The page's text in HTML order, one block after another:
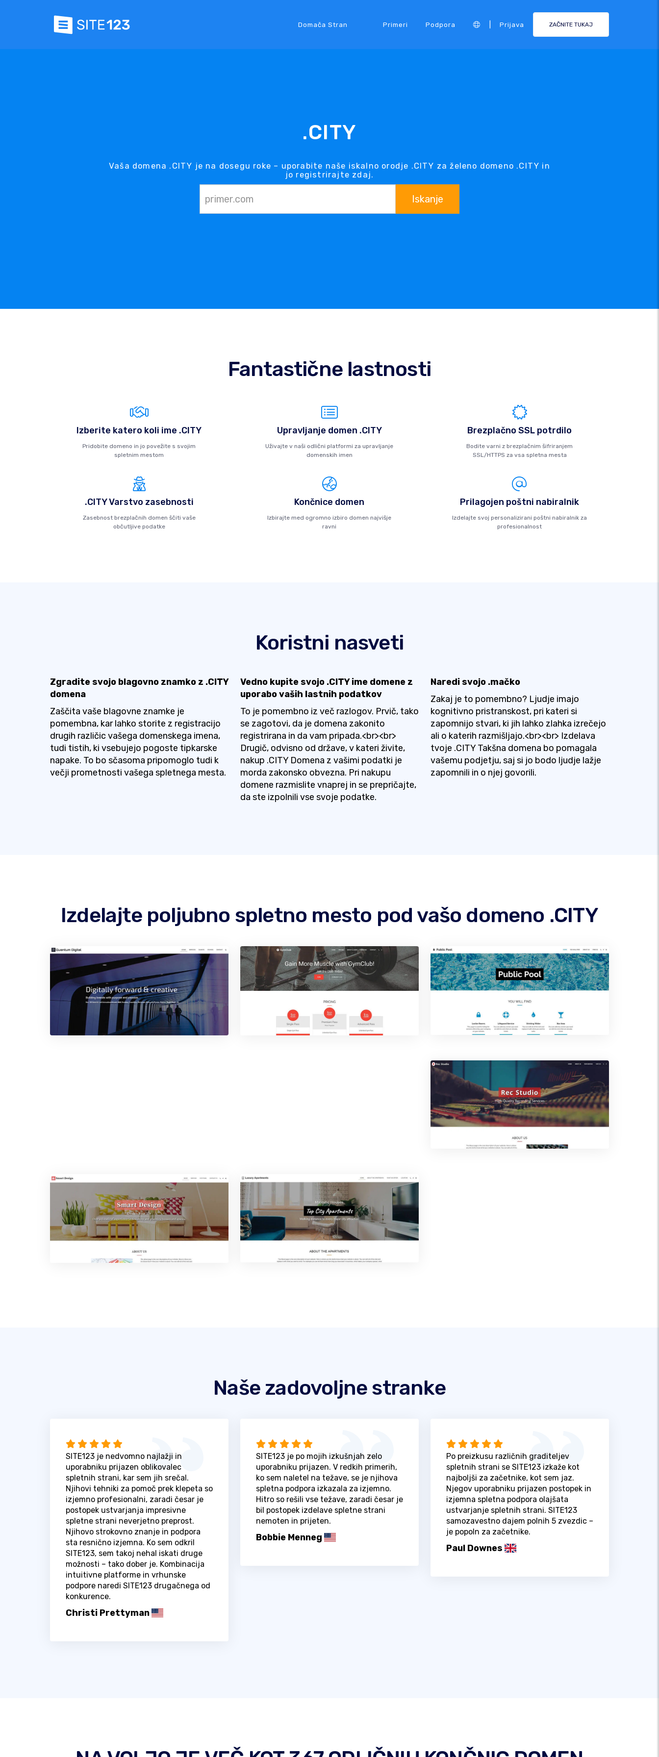
Domača Stran Primeri Podpora Prijava ZAČNITE TUKAJ
.CITY
Vaša domena .CITY je na dosegu roke – uporabite naše iskalno orodje .CITY za želeno domeno .CITY in
jo registrirajte zdaj.
Iskanje
Fantastične lastnosti
Izberite katero koli ime .CITY
Pridobite domeno in jo povežite s svojim
spletnim mestom
Upravljanje domen .CITY
Uživajte v naši odlični platformi za upravljanje
domenskih imen
Brezplačno SSL potrdilo
Bodite varni z brezplačnim šifriranjem
SSL/HTTPS za vsa spletna mesta
.CITY Varstvo zasebnosti
Zasebnost brezplačnih domen ščiti vaše
občutljive podatke
Končnice domen
Izbirajte med ogromno izbiro domen najvišje
ravni
Prilagojen poštni nabiralnik
Izdelajte svoj personalizirani poštni nabiralnik za
profesionalnost
Koristni nasveti
Zgradite svojo blagovno znamko z .CITY
domena
Zaščita vaše blagovne znamke je
pomembna, kar lahko storite z registracijo
drugih različic vašega domenskega imena,
tudi tistih, ki vsebujejo pogoste tipkarske
napake. To bo sčasoma pripomoglo tudi k
večji prometnosti vašega spletnega mesta.
Vedno kupite svojo .CITY ime domene z
uporabo vaših lastnih podatkov
To je pomembno iz več razlogov. Prvič, tako
se zagotovi, da je domena zakonito
registrirana in da vam pripada.<br><br>
Drugič, odvisno od države, v kateri živite,
nakup .CITY Domena z vašimi podatki je
morda zakonsko obvezna. Pri nakupu
domene razmislite vnaprej in se prepričajte,
da ste izpolnili vse svoje podatke.
Naredi svojo .mačko
Zakaj je to pomembno? Ljudje imajo
kognitivno pristranskost, pri kateri si
zapomnijo stvari, ki jih lahko zlahka izrečejo
ali o katerih razmišljajo.<br><br> Izdelava
tvoje .CITY Takšna domena bo pomagala
vašemu podjetju, saj si jo bodo ljudje lažje
zapomnili in o njej govorili.
Izdelajte poljubno spletno mesto pod vašo domeno .CITY
Naše zadovoljne stranke
SITE123 je nedvomno najlažji in
uporabniku prijazen oblikovalec
spletnih strani, kar sem jih srečal.
Njihovi tehniki za pomoč prek klepeta so
izjemno profesionalni, zaradi česar je
postopek ustvarjanja impresivne
spletne strani neverjetno preprost.
Njihovo strokovno znanje in podpora
sta resnično izjemna. Ko sem odkril
SITE123, sem takoj nehal iskati druge
možnosti – tako dober je. Kombinacija
intuitivne platforme in vrhunske
podpore naredi SITE123 drugačnega od
konkurence.
Christi Prettyman
SITE123 je po mojih izkušnjah zelo
uporabniku prijazen. V redkih primerih,
ko sem naletel na težave, se je njihova
spletna podpora izkazala za izjemno.
Hitro so rešili vse težave, zaradi česar je
bil postopek izdelave spletne strani
nemoten in prijeten.
Bobbie Menneg
Po preizkusu različnih graditeljev
spletnih strani se SITE123 izkaže kot
najboljši za začetnike, kot sem jaz.
Njegov uporabniku prijazen postopek in
izjemna spletna podpora olajšata
ustvarjanje spletnih strani. SITE123
samozavestno dajem polnih 5 zvezdic –
je popoln za začetnike.
Paul Downes